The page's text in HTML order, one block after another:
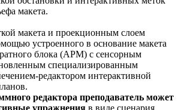
макета.
макета и проекционным слоем
устроенного в основание макета
блока (АРМ) с сенсорным
специализированным
редактором интерактивной
редактора преподаватель может
упражнения в виде сценария,